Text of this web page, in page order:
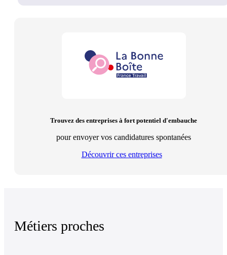
Trouvez des entreprises à fort potentiel d'embauche
pour envoyer vos candidatures spontanées
Découvrir ces entreprises
Métiers proches